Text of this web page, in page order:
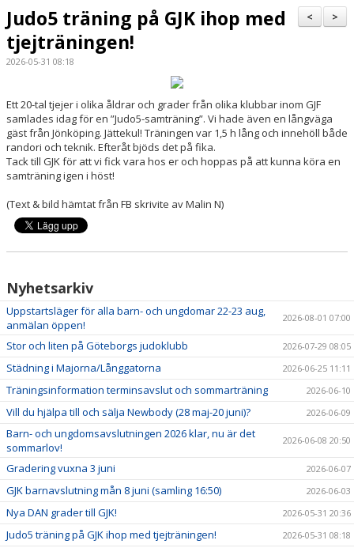
IN ENGLISH
>
<
Judo5 träning på GJK ihop med
tjejträningen!
2026-05-31 08:18
Ett 20-tal tjejer i olika åldrar och grader från olika klubbar inom GJF
samlades idag för en ”Judo5-samträning”. Vi hade även en långväga
gäst från Jönköping. Jättekul! Träningen var 1,5 h lång och innehöll både
randori och teknik. Efteråt bjöds det på fika.
Tack till GJK för att vi fick vara hos er och hoppas på att kunna köra en
samträning igen i höst!
(Text & bild hämtat från FB skrivite av Malin N)
Nyhetsarkiv
Uppstartsläger för alla barn- och ungdomar 22-23 aug,
anmälan öppen!
2026-08-01 07:00
Stor och liten på Göteborgs judoklubb 2026-07-29 08:05
Städning i Majorna/Långgatorna 2026-06-25 11:11
Träningsinformation terminsavslut och sommarträning 2026-06-10
Vill du hjälpa till och sälja Newbody (28 maj-20 juni)? 2026-06-09
Barn- och ungdomsavslutningen 2026 klar, nu är det
sommarlov!
2026-06-08 20:50
Gradering vuxna 3 juni 2026-06-07
GJK barnavslutning mån 8 juni (samling 16:50) 2026-06-03
Nya DAN grader till GJK! 2026-05-31 20:36
Judo5 träning på GJK ihop med tjejträningen! 2026-05-31 08:18